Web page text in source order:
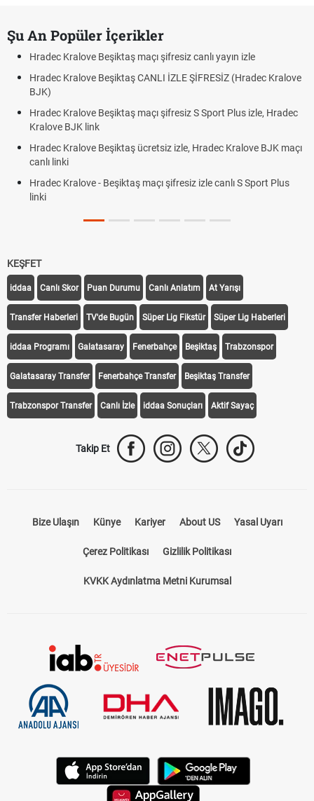
Şu An Popüler İçerikler
Hradec Kralove Beşiktaş maçı şifresiz canlı yayın izle
Hradec Kralove Beşiktaş CANLI İZLE ŞİFRESİZ (Hradec Kralove
BJK)
Hradec Kralove Beşiktaş maçı şifresiz S Sport Plus izle, Hradec
Kralove BJK link
Hradec Kralove Beşiktaş ücretsiz izle, Hradec Kralove BJK maçı
canlı linki
Hradec Kralove - Beşiktaş maçı şifresiz izle canlı S Sport Plus
linki
KEŞFET
iddaa Canlı Skor Puan Durumu Canlı Anlatım At Yarışı
Transfer Haberleri TV'de Bugün Süper Lig Fikstür Süper Lig Haberleri
iddaa Programı Galatasaray Fenerbahçe Beşiktaş Trabzonspor
Galatasaray Transfer Fenerbahçe Transfer Beşiktaş Transfer
Trabzonspor Transfer Canlı İzle iddaa Sonuçları Aktif Sayaç
Takip Et
Bize Ulaşın Künye Kariyer About US Yasal Uyarı
Çerez Politikası Gizlilik Politikası
KVKK Aydınlatma Metni Kurumsal